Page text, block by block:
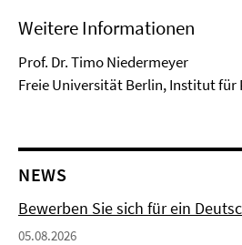
Weitere Informationen
Prof. Dr. Timo Niedermeyer
Freie Universität Berlin, Institut für
NEWS
Bewerben Sie sich für ein
05.08.2026